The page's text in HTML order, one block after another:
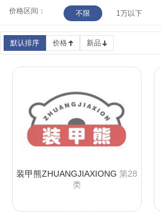
价格区间： 不限 1万以下
默认排序 价格 新品
装甲熊ZHUANGJIAXIONG 第28
类